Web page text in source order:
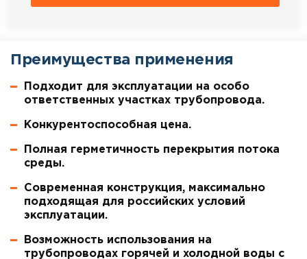
Преимущества применения
Подходит для эксплуатации на особо
ответственных участках трубопровода.
Конкурентоспособная цена.
Полная герметичность перекрытия потока
среды.
Современная конструкция, максимально
подходящая для российских условий
эксплуатации.
Возможность использования на
трубопроводах горячей и холодной воды с